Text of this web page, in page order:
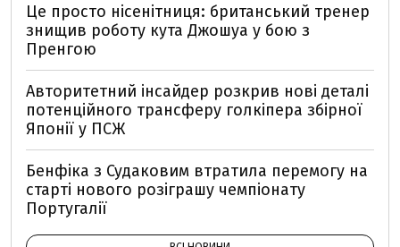
Це просто нісенітниця: британський тренер
знищив роботу кута Джошуа у бою з
Пренгою
Авторитетний інсайдер розкрив нові деталі
потенційного трансферу голкіпера збірної
Японії у ПСЖ
Бенфіка з Судаковим втратила перемогу на
старті нового розіграшу чемпіонату
Португалії